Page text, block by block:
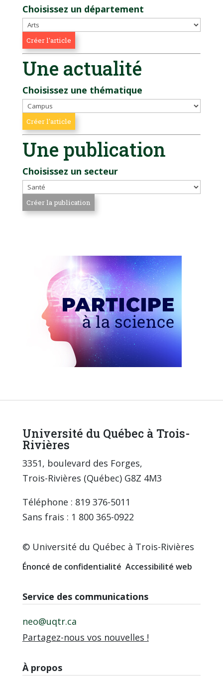
Choisissez un département
Une actualité
Choisissez une thématique
Une publication
Choisissez un secteur
Université du Québec à Trois-
Rivières
3351, boulevard des Forges,
Trois-Rivières (Québec) G8Z 4M3
Téléphone : 819 376-5011
Sans frais : 1 800 365-0922
© Université du Québec à Trois-Rivières
Énoncé de confidentialité Accessibilité web
Service des communications
neo@uqtr.ca
Partagez-nous vos nouvelles !
À propos